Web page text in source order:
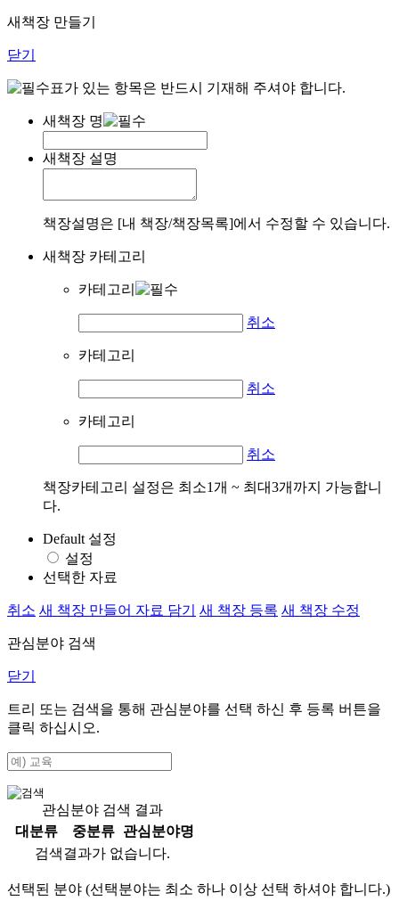
새책장 만들기
닫기
표가 있는 항목은 반드시 기재해 주셔야 합니다.
새책장 명
새책장 설명
책장설명은 [내 책장/책장목록]에서 수정할 수 있습니다.
새책장 카테고리
카테고리
취소
카테고리
취소
카테고리
취소
책장카테고리 설정은 최소1개 ~ 최대3개까지 가능합니
다.
Default 설정
설정
선택한 자료
취소 새 책장 만들어 자료 담기 새 책장 등록 새 책장 수정
관심분야 검색
닫기
트리 또는 검색을 통해 관심분야를 선택 하신 후 등록 버튼을
클릭 하십시오.
관심분야 검색 결과
대분류
중분류
관심분야명
검색결과가 없습니다.
선택된 분야 (선택분야는 최소 하나 이상 선택 하셔야 합니다.)